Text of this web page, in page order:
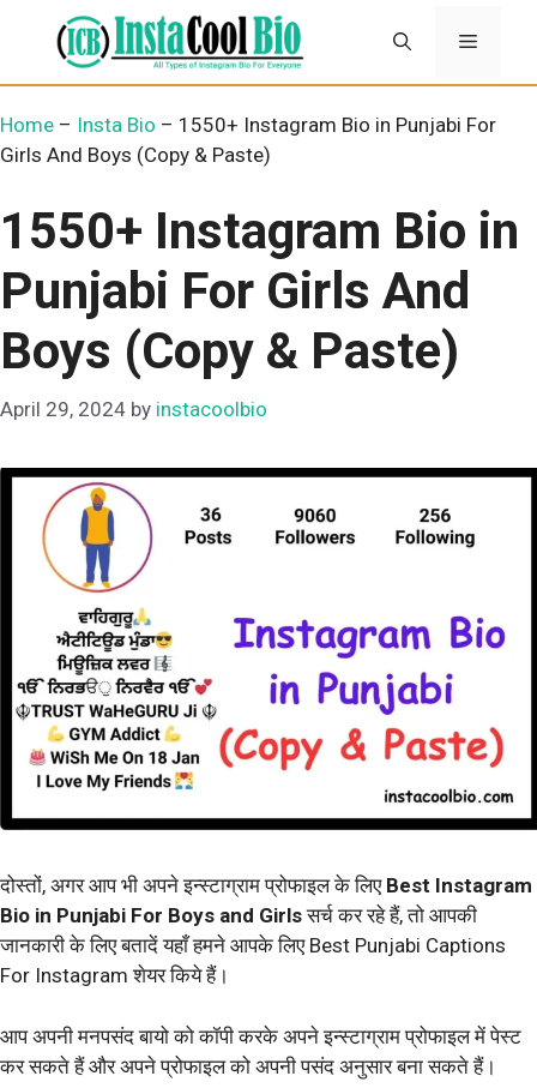
Menu
Home – Insta Bio – 1550+ Instagram Bio in Punjabi For
Girls And Boys (Copy & Paste)
1550+ Instagram Bio in
Punjabi For Girls And
Boys (Copy & Paste)
April 29, 2024 by instacoolbio
दोस्तों, अगर आप भी अपने इन्स्टाग्राम प्रोफाइल के लिए Best Instagram
Bio in Punjabi For Boys and Girlsसर्च कर रहे हैं, तो आपकी
जानकारी के लिए बतादें यहाँ हमने आपके लिए Best Punjabi Captions
For Instagram शेयर किये हैं।
आप अपनी मनपसंद बायो को कॉपी करके अपने इन्स्टाग्राम प्रोफाइल में पेस्ट
कर सकते हैं और अपने प्रोफाइल को अपनी पसंद अनुसार बना सकते हैं।